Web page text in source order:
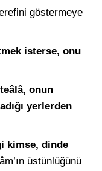
göstermeye
isterse, onu
onun
yerlerden
kimse, dinde
üstünlüğünü